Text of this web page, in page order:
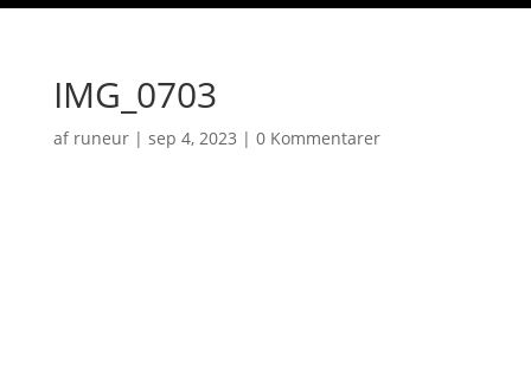
IMG_0703
af runeur| sep 4, 2023 | 0 Kommentarer